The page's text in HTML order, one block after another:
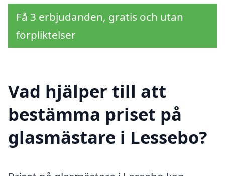
Få 3 erbjudanden, gratis och utan
förpliktelser
Vad hjälper till att
bestämma priset på
glasmästare i Lessebo?